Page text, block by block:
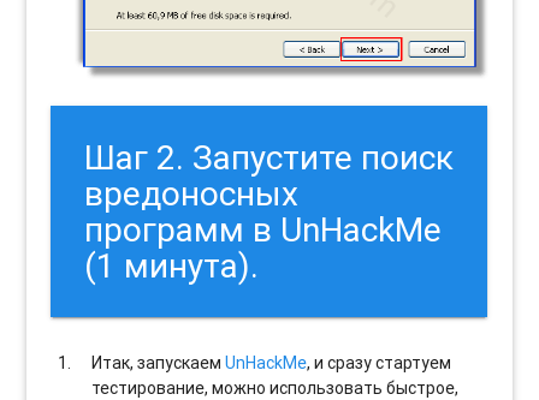
Шаг 2. Запустите поиск
вредоносных
программ в UnHackMe
(1 минута).
Итак, запускаемUnHackMe, и сразу стартуем
тестирование, можно использовать быстрое,